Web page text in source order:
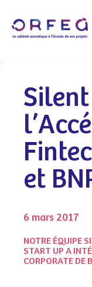
Silent
et
6 mars 2017
NOTRE ÉQUIPE
START UP A
CORPORATE DE